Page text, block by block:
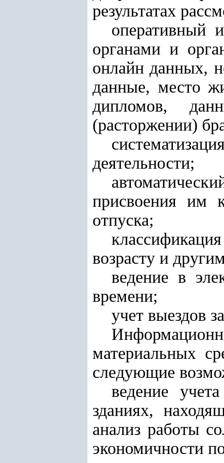
результатах
оперативный
органами и
онлайн данных,
данные, место
дипломов,
(расторжении)
деятельности;
присвоения им
отпуска;
возрасту и
ведение в
времени;
учет выездов
материальных
следующие
ведение
зданиях,
анализ работы
экономичности